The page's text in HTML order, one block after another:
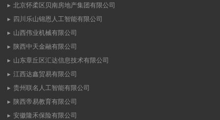
北京怀柔区贝南房地产集团有限公司
四川乐山锦恩人工智能有限公司
山西伟业机械有限公司
陕西中天金融有限公司
山东章丘区汇达信息技术有限公司
江西达鑫贸易有限公司
贵州联名人工智能有限公司
陕西帝易教育有限公司
安徽隆禾保险有限公司